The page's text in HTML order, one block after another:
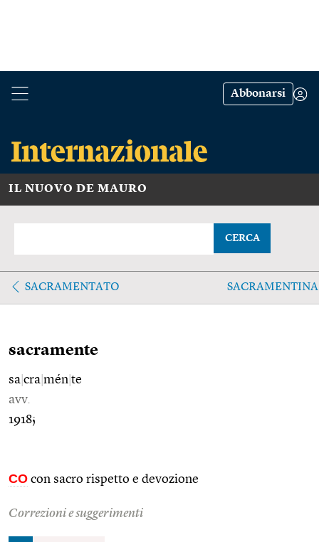
Abbonarsi
IL NUOVO DE MAURO
CERCA
SACRAMENTATO SACRAMENTINA
sacramente
sa cra mén te
avv.
1918;
CO con sacro rispetto e devozione
Correzioni e suggerimenti